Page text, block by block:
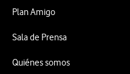
Plan Amigo
Sala de Prensa
Quiénes somos